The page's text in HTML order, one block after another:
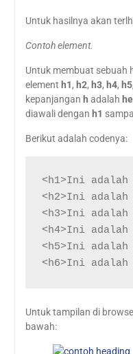
Untuk hasilnya akan
Contoh element.
Untuk membuat sebuah
element h1, h2, h3, h4, h5
kepanjangan h adalah
diawali dengan h1
Berikut adalah codenya:
<h1>Ini adalah
<h2>Ini adalah
<h3>Ini adalah
<h4>Ini adalah
<h5>Ini adalah
<h6>Ini adalah
Untuk tampilan di
bawah: